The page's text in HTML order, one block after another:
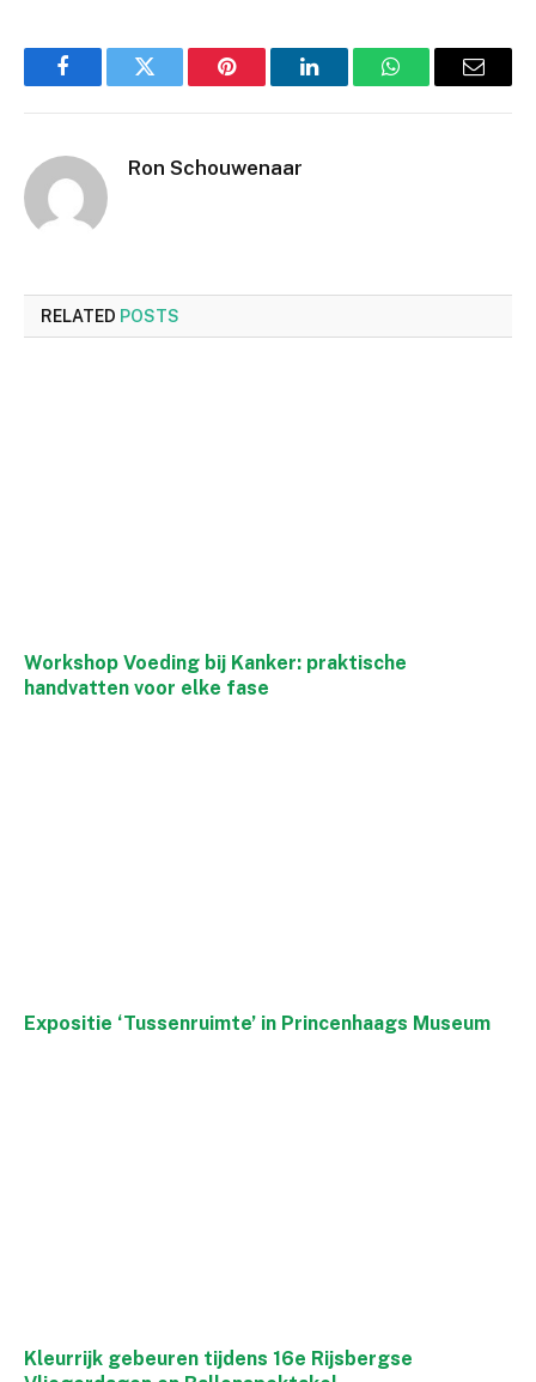
FacebookTwitter Pinterest LinkedInWhatsAppEmail
Ron Schouwenaar
RELATED POSTS
Workshop Voeding bij Kanker: praktische
handvatten voor elke fase
Expositie ‘Tussenruimte’ in Princenhaags Museum
Kleurrijk gebeuren tijdens 16e Rijsbergse